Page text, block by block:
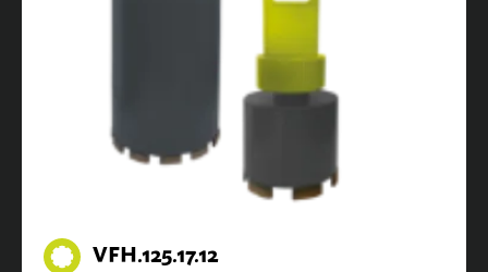
VFH.125.17.12